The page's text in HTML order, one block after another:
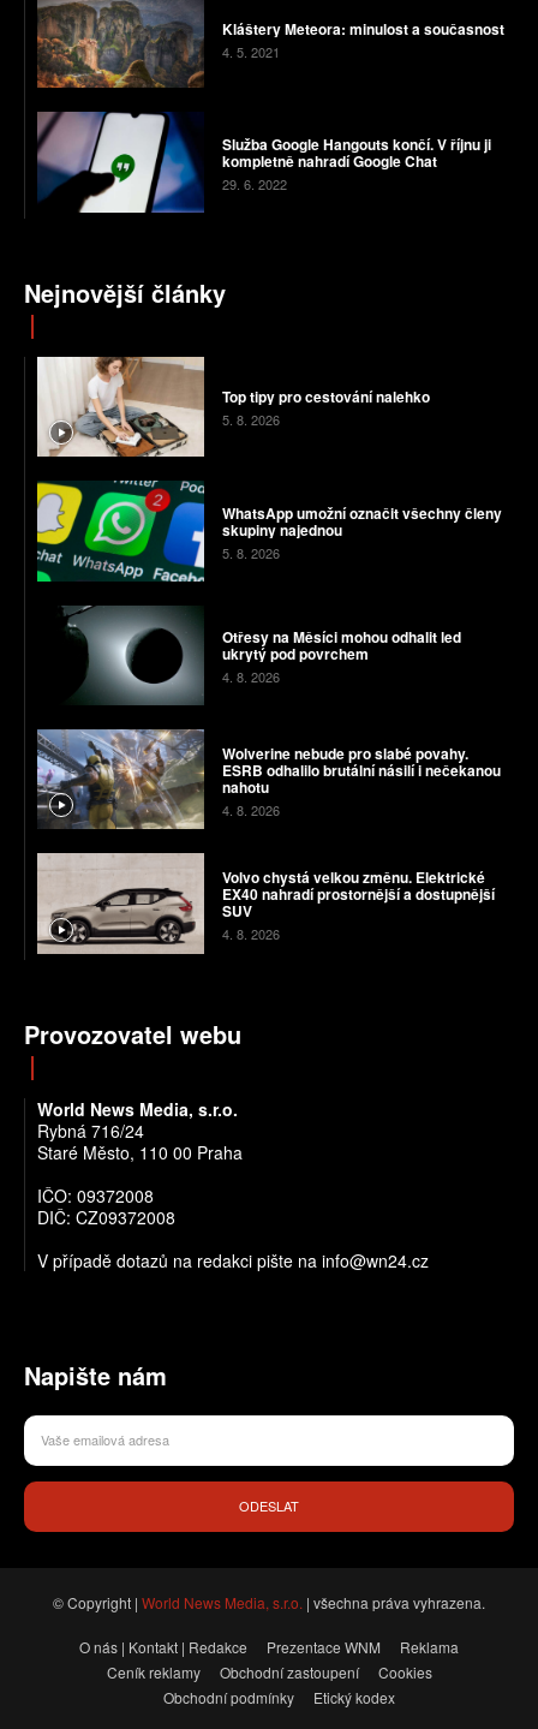
Kláštery Meteora: minulost a současnost
4. 5. 2021
Služba Google Hangouts končí. V říjnu ji
kompletně nahradí Google Chat
29. 6. 2022
Nejnovější články
Top tipy pro cestování nalehko
5. 8. 2026
WhatsApp umožní označit všechny členy
skupiny najednou
5. 8. 2026
Otřesy na Měsíci mohou odhalit led
ukrytý pod povrchem
4. 8. 2026
Wolverine nebude pro slabé povahy.
ESRB odhalilo brutální násilí i nečekanou
nahotu
4. 8. 2026
Volvo chystá velkou změnu. Elektrické
EX40 nahradí prostornější a dostupnější
SUV
4. 8. 2026
Provozovatel webu
World News Media, s.r.o.
Rybná 716/24
Staré Město, 110 00 Praha
IČO: 09372008
DIČ: CZ09372008
V případě dotazů na redakci pište na info@wn24.cz
Napište nám
ODESLAT
© Copyright | World News Media, s.r.o. | všechna práva vyhrazena.
O nás | Kontakt | Redakce Prezentace WNM
Reklama
Ceník reklamy
Obchodní zastoupení
Cookies
Obchodní podmínky
Etický kodex